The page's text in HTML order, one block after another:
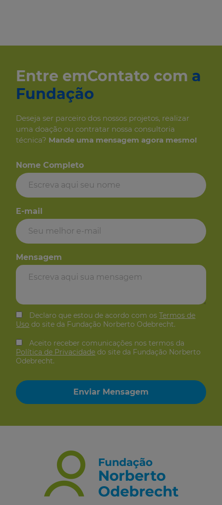
Entre emContato com a
Fundação
Deseja ser parceiro dos nossos projetos, realizar
uma doação ou contratar nossa consultoria
técnica? Mande uma mensagemagora mesmo!
Nome Completo
E-mail
Mensagem
Declaro que estou de acordo com osTermos de
Uso do site da Fundação Norberto Odebrecht.
Aceito receber comunicações nos termos da
Política de Privacidade do site da Fundação Norberto
Odebrecht.